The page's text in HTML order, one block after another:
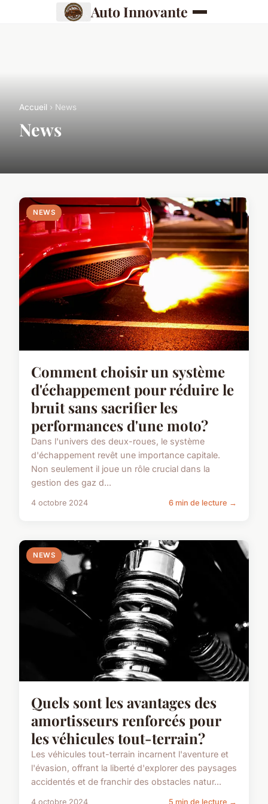
Auto Innovante
Accueil › News
News
NEWS
Comment choisir un système
d'échappement pour réduire le
bruit sans sacrifier les
performances d'une moto?
Dans l'univers des deux-roues, le système
d'échappement revêt une importance capitale.
Non seulement il joue un rôle crucial dans la
gestion des gaz d...
4 octobre 2024 6 min de lecture →
NEWS
Quels sont les avantages des
amortisseurs renforcés pour
les véhicules tout-terrain?
Les véhicules tout-terrain incarnent l'aventure et
l'évasion, offrant la liberté d'explorer des paysages
accidentés et de franchir des obstacles natur...
4 octobre 2024 5 min de lecture →